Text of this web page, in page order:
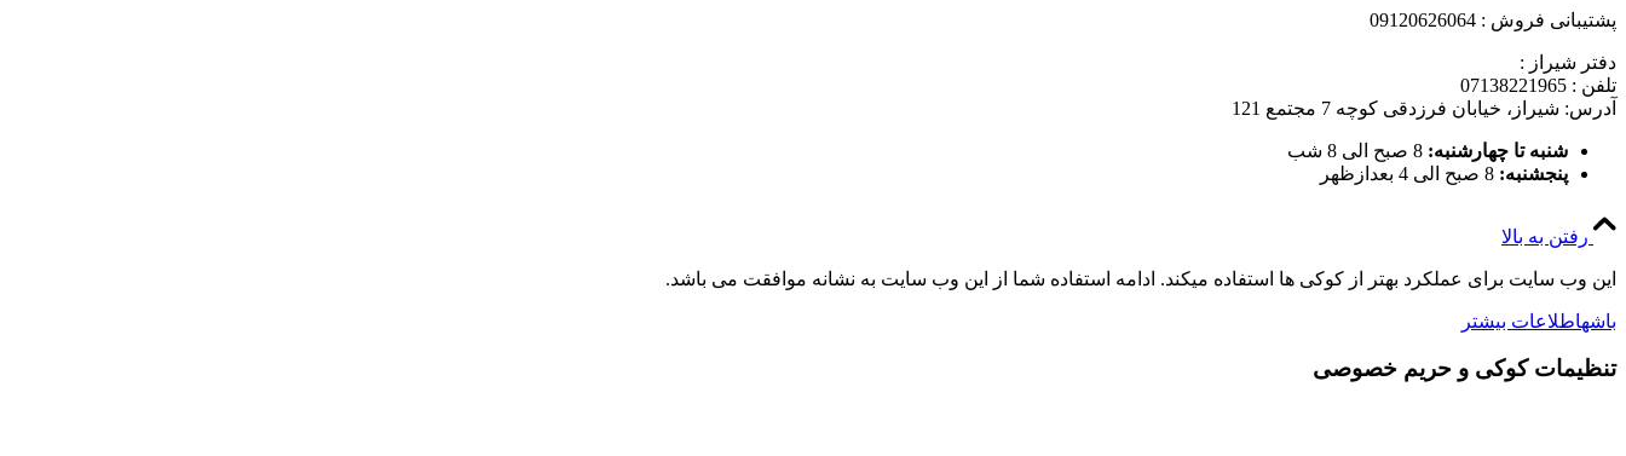
پشتیبانی فروش : 09120626064
دفتر شیراز :
تلفن : 07138221965
آدرس: شیراز، خیابان فرزدقی کوچه 7 مجتمع 121
شنبه تا چهارشنبه: 8 صبح الی 8 شب
پنجشنبه: 8 صبح الی 4 بعدازظهر
رفتن به بالا
این وب سایت برای عملکرد بهتر از کوکی ها استفاده میکند. ادامه استفاده شما از این وب سایت به نشانه موافقت می باشد.
باشهاطلاعات بیشتر
تنظیمات کوکی و حریم خصوصی